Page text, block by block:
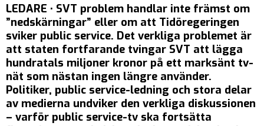
LEDARE • SVT problem handlar inte främst om
”nedskärningar” eller om att Tidöregeringen
sviker public service. Det verkliga problemet är
att staten fortfarande tvingar SVT att lägga
hundratals miljoner kronor på ett marksänt tv-
nät som nästan ingen längre använder.
Politiker, public service-ledning och stora delar
av medierna undviker den verkliga diskussionen
– varför public service-tv ska fortsätta